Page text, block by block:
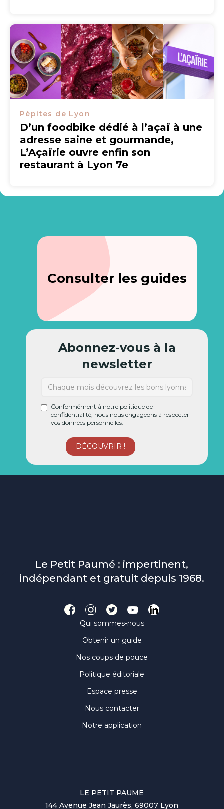
Pépites de Lyon
D’un foodbike dédié à l’açaï à une
adresse saine et gourmande,
L’Açaïrie ouvre enfin son
restaurant à Lyon 7e
Consulter les guides
Abonnez-vous à la
newsletter
Conformément à notre politique de
confidentialité, nous nous engageons à respecter
vos données personnelles.
Le Petit Paumé : impertinent,
indépendant et gratuit depuis 1968.
Qui sommes-nous
Obtenir un guide
Nos coups de pouce
Politique éditoriale
Espace presse
Nous contacter
Notre application
LE PETIT PAUME
144 Avenue Jean Jaurès, 69007 Lyon